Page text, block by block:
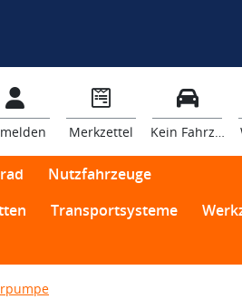
Merkzettel Kein Fahrzeug
Nutzfahrzeuge
Transportsysteme